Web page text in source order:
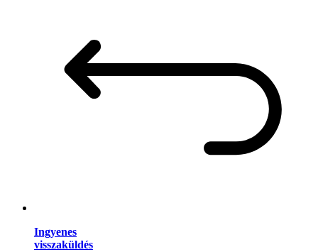
Ingyenes
visszaküldés